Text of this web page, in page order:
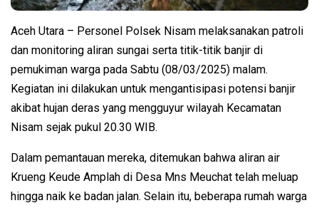
Aceh Utara – Personel Polsek Nisam melaksanakan patroli
dan monitoring aliran sungai serta titik-titik banjir di
pemukiman warga pada Sabtu (08/03/2025) malam.
Kegiatan ini dilakukan untuk mengantisipasi potensi banjir
akibat hujan deras yang mengguyur wilayah Kecamatan
Nisam sejak pukul 20.30 WIB.
Dalam pemantauan mereka, ditemukan bahwa aliran air
Krueng Keude Amplah di Desa Mns Meuchat telah meluap
hingga naik ke badan jalan. Selain itu, beberapa rumah warga